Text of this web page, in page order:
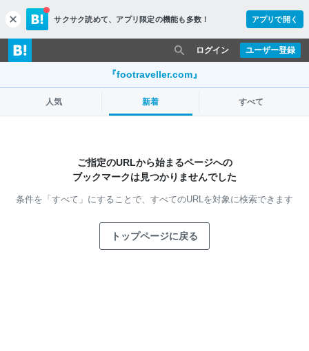
c
l
o
s
サクサク読めて、 アプリ限定の機能も多数！ アプリで開く
ユーザー登録
ログイン
『footraveller.com』
人気 新着 すべて
ご指定のURLから始まるページへの
ブックマークは見つかりませんでした
条件を「すべて」にすることで、 すべてのURLを対象に検索できます
トップページに戻る